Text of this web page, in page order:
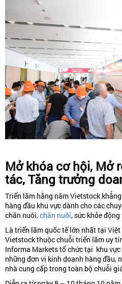
Mở khóa cơ hội, Mở
tác, Tăng trưởng
Triển lãm hằng năm Vietstock
hàng đầu khu vực dành cho các
chăn nuôi,chăn nuôi, sức khỏe
Là triển lãm quốc tế lớn nhất tại
Vietstock thuộc chuỗi triển lãm uy
Informa Markets tổ chức tại khu
những đơn vị kinh doanh hàng đầu,
nhà cung cấp trong toàn bộ chuỗi